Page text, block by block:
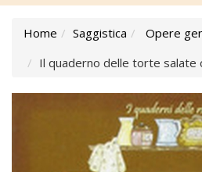
Home Saggistica
Opere
Il quaderno delle torte salate